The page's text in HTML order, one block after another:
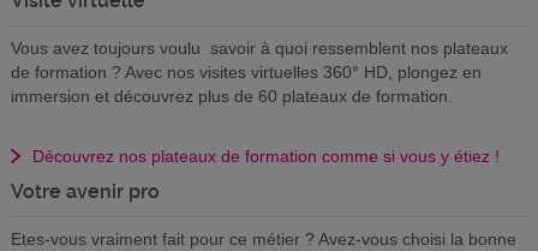
Vous avez toujours voulu savoir à quoi ressemblent nos plateaux
de formation ? Avec nos visites virtuelles 360° HD, plongez en
immersion et découvrez plus de 60 plateaux de formation.
Découvrez nos plateaux de formation comme si vous y étiez !
Votre avenir pro
Etes-vous vraiment fait pour ce métier ? Avez-vous choisi la bonne